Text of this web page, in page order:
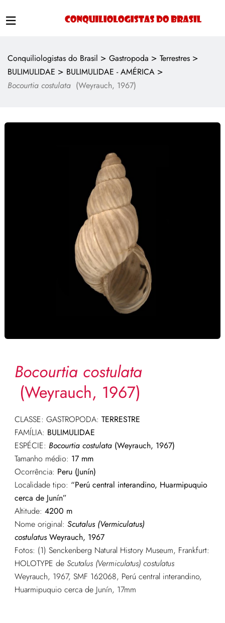
Conquiliologistas do Brasil > Gastropoda > Terrestres >
BULIMULIDAE > BULIMULIDAE - AMÉRICA >
Bocourtia costulata (Weyrauch, 1967)
Bocourtia costulata
(Weyrauch, 1967)
CLASSE: GASTROPODA: TERRESTRE
FAMÍLIA: BULIMULIDAE
ESPÉCIE: Bocourtia costulata(Weyrauch, 1967)
Tamanho médio: 17 mm
Ocorrência: Peru (Junín)
Localidade tipo: “Perú central interandino, Huarmipuquio
cerca de Junín”
Altitude: 4200 m
Nome original: Scutalus (Vermiculatus)
costulatusWeyrauch, 1967
Fotos: (1) Senckenberg Natural History Museum, Frankfurt:
HOLOTYPE de Scutalus (Vermiculatus) costulatus
Weyrauch, 1967, SMF 162068, Perú central interandino,
Huarmipuquio cerca de Junín, 17mm